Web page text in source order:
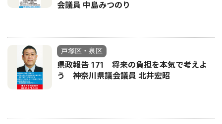
会議員 中島みつのり
戸塚区・泉区
県政報告 171 将来の負担を本気で考えよ
う 神奈川県議会議員 北井宏昭